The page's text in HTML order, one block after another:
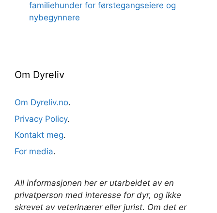
familiehunder for førstegangseiere og
nybegynnere
Om Dyreliv
Om Dyreliv.no.
Privacy Policy.
Kontakt meg.
For media.
All informasjonen her er utarbeidet av en
privatperson med interesse for dyr, og ikke
skrevet av veterinærereller jurist. Om det er